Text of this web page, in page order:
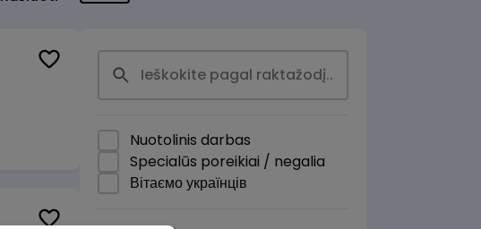
Nuotolinis darbas
Specialūs poreikiai / negalia
Вітаємо українців